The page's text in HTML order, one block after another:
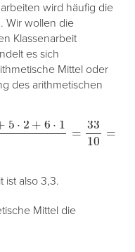
wird häufig die
Wir wollen die
Klassenarbeit
es sich
Mittel oder
des arithmetischen
+ 6⋅ 10 3310 =
ist also 3,3.
Mittel die